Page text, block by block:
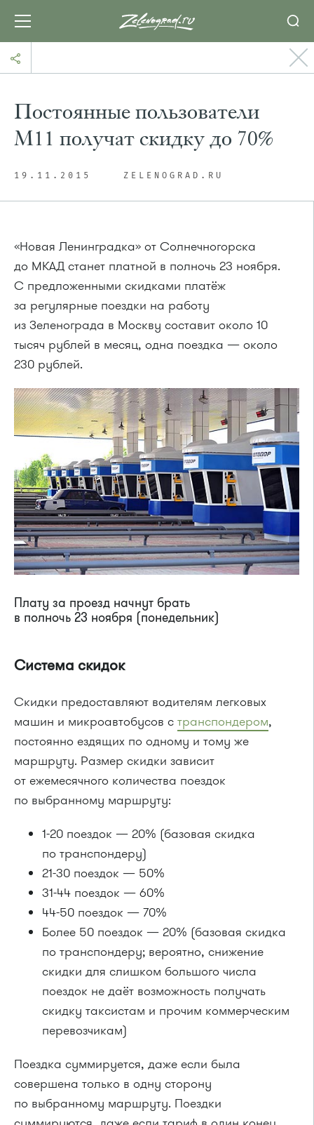
Постоянные пользователи
М11 получат скидку до 70%
19.11.2015 ZELENOGRAD.RU
«Новая Ленинградка» от Солнечногорска
до МКАД станет платной в полночь 23 ноября.
С предложенными скидками платёж
за регулярные поездки на работу
из Зеленограда в Москву составит около 10
тысяч рублей в месяц, одна поездка — около
230 рублей.
Плату за проезд начнут брать
в полночь 23 ноября (понедельник)
Система скидок
Скидки предоставляют водителям легковых
машин и микроавтобусов с транспондером,
постоянно ездящих по одному и тому же
маршруту. Размер скидки зависит
от ежемесячного количества поездок
по выбранному маршруту:
1-20 поездок — 20% (базовая скидка
по транспондеру)
21-30 поездок — 50%
31-44 поездок — 60%
44-50 поездок — 70%
Более 50 поездок — 20% (базовая скидка
по транспондеру; вероятно, снижение
скидки для слишком большого числа
поездок не даёт возможность получать
скидку таксистам и прочим коммерческим
перевозчикам)
Поездка суммируется, даже если была
совершена только в одну сторону
по выбранному маршруту. Поездки